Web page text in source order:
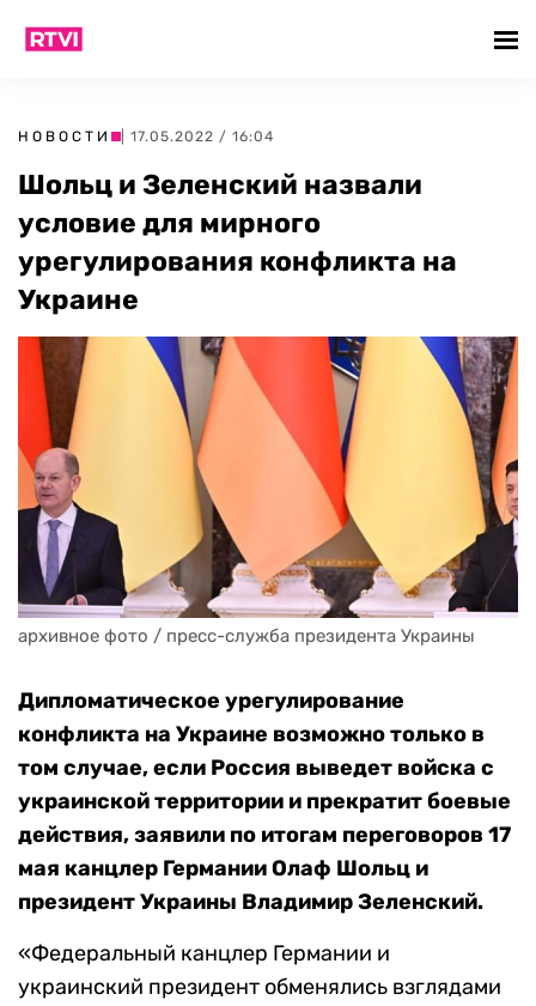
НОВОСТИ | 17.05.2022 / 16:04
Шольц и Зеленский назвали
условие для мирного
урегулирования конфликта на
Украине
архивное фото / пресс-служба президента Украины
Дипломатическое урегулирование
конфликта на Украине возможно только в
том случае, если Россия выведет войска с
украинской территории и прекратит боевые
действия, заявили по итогам переговоров 17
мая канцлер Германии Олаф Шольц и
президент Украины Владимир Зеленский.
«Федеральный канцлер Германии и
украинский президент обменялись взглядами